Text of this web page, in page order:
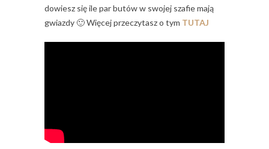
dowiesz się ile par butów w swojej szafie mają
gwiazdy 🙂 Więcej przeczytasz o tym TUTAJ